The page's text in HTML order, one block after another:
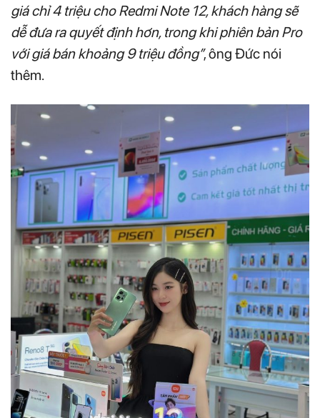
giá chỉ 4 triệu cho Redmi Note 12, khách hàng sẽ
dễ đưa ra quyết định hơn, trong khi phiên bản Pro
với giá bán khoảng 9 triệu đồng”, ông Đức nói
thêm.